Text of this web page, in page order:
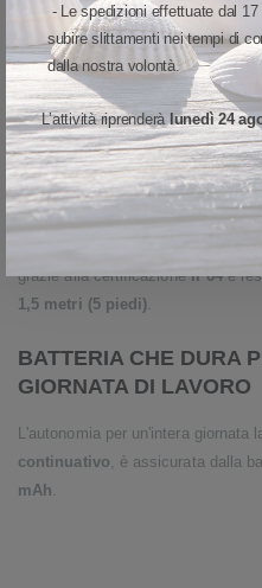
- Le spedizioni effettuate dal
subire slittamenti nei tempi di
dalla nostra volontà.
L’attività riprenderàlunedì 24
Che la tua attività si svolga
esterne operative, ilMemor K20-
necessaria: è disponibile nelle
cellulare 4Gin alcuni Paesi
non è disponibile in Nord America).
STRUTTURA PER
Leggero e comodo da utilizzare,
grazie alla certificazioneIP64e
1,5 metri (5 piedi).
BATTERIA CHE DURA
GIORNATA DI LAVORO
L'autonomia per un'intera giornata
continuativo, è assicurata dalla
mAh.